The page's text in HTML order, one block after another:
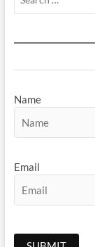
Name
Email